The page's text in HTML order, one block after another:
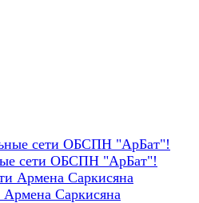
сети ОБСПН "АрБат"!
Саркисяна